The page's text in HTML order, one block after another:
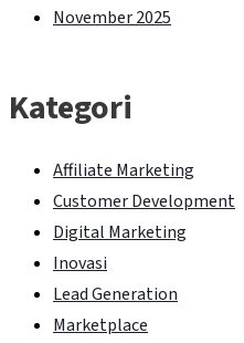
November 2025
Kategori
Affiliate Marketing
Customer Development
Digital Marketing
Inovasi
Lead Generation
Marketplace